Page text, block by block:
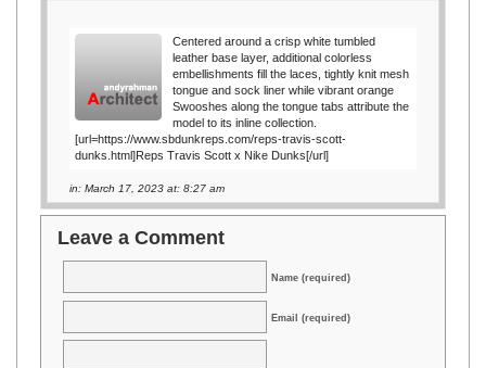
Centered around a crisp white tumbled
leather base layer, additional colorless
embellishments fill the laces, tightly knit mesh
tongue and sock liner while vibrant orange
Swooshes along the tongue tabs attribute the
model to its inline collection.
[url=https://www.sbdunkreps.com/reps-travis-scott-
dunks.html]Reps Travis Scott x Nike Dunks[/url]
in: March 17, 2023 at: 8:27 am
Leave a Comment
Name (required)
Email (required)